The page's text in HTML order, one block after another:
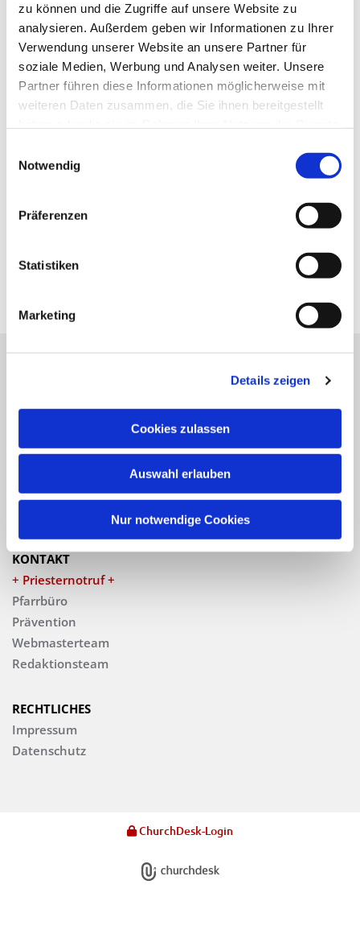
zu können und die Zugriffe auf unsere Website zu
analysieren. Außerdem geben wir Informationen zu Ihrer
Verwendung unserer Website an unsere Partner für
soziale Medien, Werbung und Analysen weiter. Unsere
Partner führen diese Informationen möglicherweise mit
weiteren Daten zusammen, die Sie ihnen bereitgestellt
Notwendig
Präferenzen
Statistiken
Marketing
Details zeigen
Cookies zulassen
Auswahl erlauben
Nur notwendige Cookies
Pfarrei St. Benedikt Teltow-Fläming
Gottesdienste
KONTAKT
+ Priesternotruf +
Pfarrbüro
Prävention
Webmasterteam
Redaktionsteam
RECHTLICHES
Impressum
Datenschutz
ChurchDesk-Login